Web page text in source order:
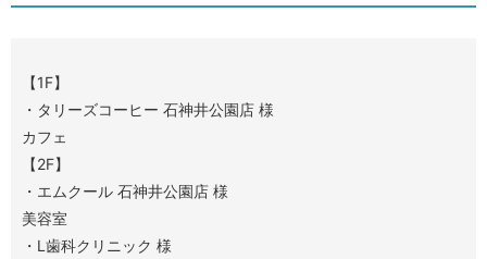
【1F】
・タリーズコーヒー 石神井公園店 様
カフェ
【2F】
・エムクール 石神井公園店 様
美容室
・L歯科クリニック 様